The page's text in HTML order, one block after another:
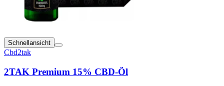
Schnellansicht
Cbd2tak
2TAK Premium 15% CBD-Öl